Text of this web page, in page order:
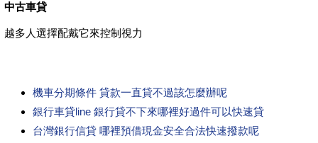
中古車貸
越多人選擇配戴它來控制視力
機車分期條件 貸款一直貸不過該怎麼辦呢
銀行車貸line 銀行貸不下來哪裡好過件可以快速貸
台灣銀行信貸 哪裡預借現金安全合法快速撥款呢